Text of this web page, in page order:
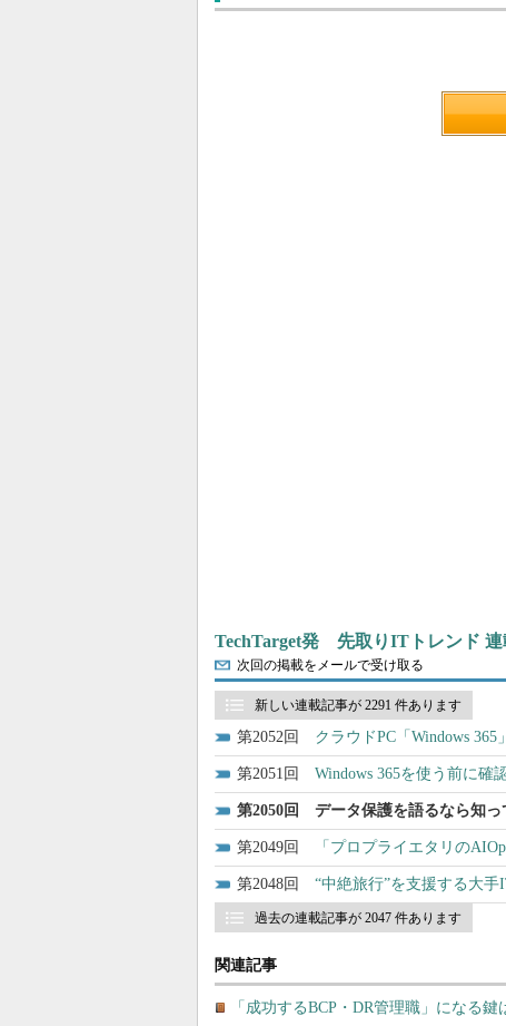
TechTarget発 先取りITトレンド 連
次回の掲載をメールで受け取る
新しい連載記事が 2291 件あります
2052 クラウドPC「Windows
2051 Windows 365を使う前に確
2050 データ保護を語るなら知
2049 「プロプライエタリの
2048 “中絶旅行”を支援する大
過去の連載記事が 2047 件あります
関連記事
「成功するBCP・DR管理職」になる